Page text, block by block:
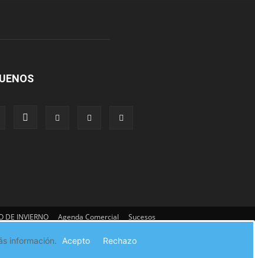
DE INVIERNO Agenda Comercial
Sucesos
información. Acepto Rechazo